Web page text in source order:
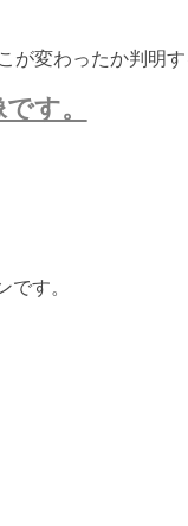
変わったか判明す
す。
す。